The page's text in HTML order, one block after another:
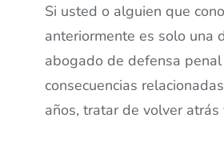
Si usted o alguien que
anteriormente es solo una
abogado de defensa
consecuencias
años, tratar de volver